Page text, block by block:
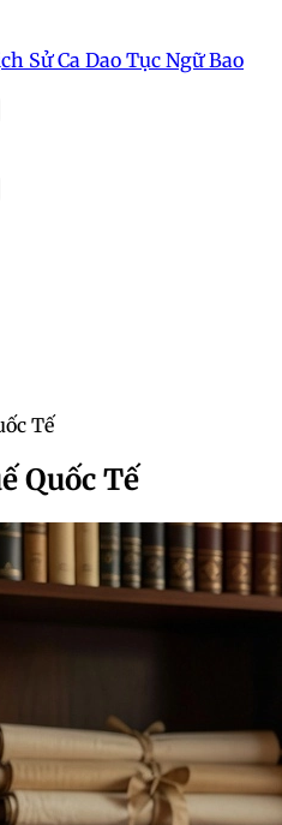
SửCa Dao Tục NgữBao
Tế
Quốc Tế